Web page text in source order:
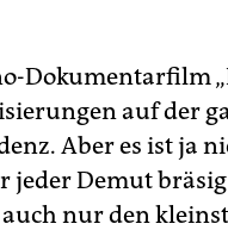
Dokumentarfilm
auf der
Aber es ist ja
jeder Demut
nur den